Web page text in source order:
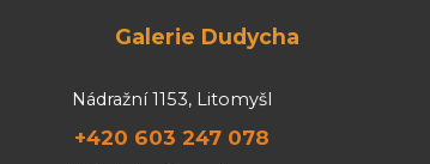
Galerie Dudycha
Nádražní 1153, Litomyšl
+420 603 247 078